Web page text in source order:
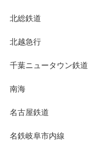
北総鉄道
北越急行
千葉ニュータウン鉄道
南海
名古屋鉄道
名鉄岐阜市内線